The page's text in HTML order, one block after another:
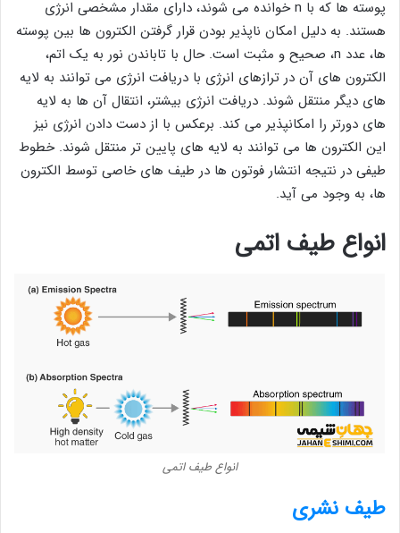
پوسته ها که با n خوانده می شوند، دارای مقدار مشخصی انرژی
هستند. به دلیل امکان ناپذیر بودن قرار گرفتن الکترون ها بین پوسته
ها، عدد n، صحیح و مثبت است. حال با تاباندن نور به یک اتم،
الکترون های آن در ترازهای انرژی با دریافت انرژی می توانند به لایه
های دیگر منتقل شوند. دریافت انرژی بیشتر، انتقال آن ها به لایه
های دورتر را امکانپذیر می کند. برعکس با از دست دادن انرژی نیز
این الکترون ها می توانند به لایه های پایین تر منتقل شوند. خطوط
طیفی در نتیجه انتشار فوتون ها در طیف های خاصی توسط الکترون
ها، به وجود می آید.
انواع طیف اتمی
انواع طیف اتمی
طیف نشری